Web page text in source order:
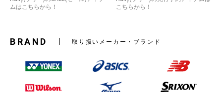
ムはこちらから！
こちらから！
BRAND 取り扱いメーカー・ブランド